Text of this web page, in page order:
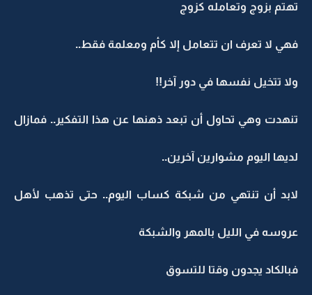
تهتم بزوج وتعامله كزوج
فهي لا تعرف ان تتعامل إلا كأم ومعلمة فقط..
ولا تتخيل نفسها في دور آخر!!
تنهدت وهي تحاول أن تبعد ذهنها عن هذا التفكير.. فمازال
لديها اليوم مشوارين آخرين..
لابد أن تنتهي من شبكة كساب اليوم.. حتى تذهب لأهل
عروسه في الليل بالمهر والشبكة
فبالكاد يجدون وقتا للتسوق